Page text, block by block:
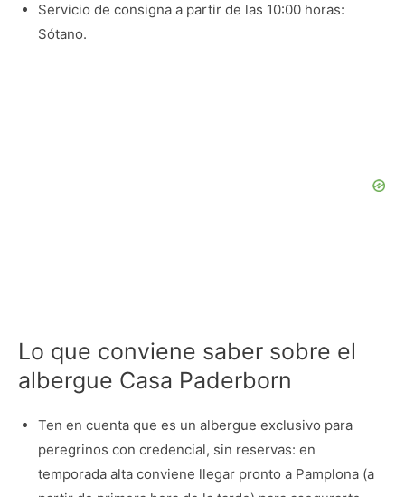
Servicio de consigna a partir de las 10:00 horas:
Sótano.
Lo que conviene saber sobre el
albergue Casa Paderborn
Ten en cuenta que es un albergue exclusivo para
peregrinos con credencial, sin reservas: en
temporada alta conviene llegar pronto a Pamplona (a